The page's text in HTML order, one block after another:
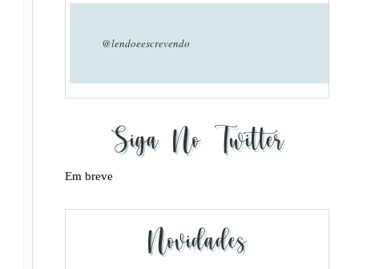
@lendoeescrevendo
Siga No Twitter
Em breve
Novidades